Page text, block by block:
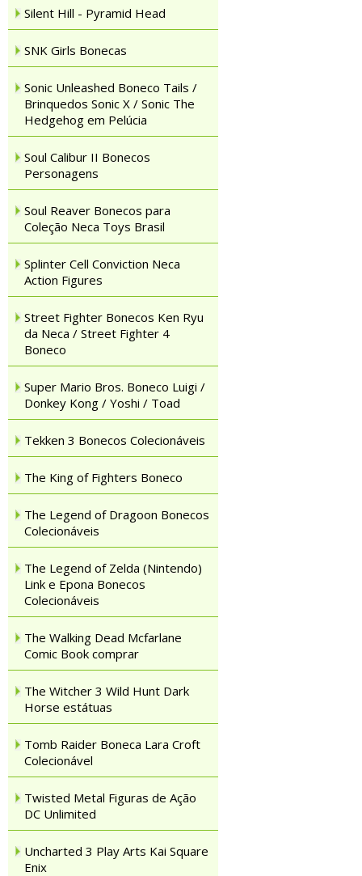
Silent Hill - Pyramid Head
SNK Girls Bonecas
Sonic Unleashed Boneco Tails /
Brinquedos Sonic X / Sonic The
Hedgehog em Pelúcia
Soul Calibur II Bonecos
Personagens
Soul Reaver Bonecos para
Coleção Neca Toys Brasil
Splinter Cell Conviction Neca
Action Figures
Street Fighter Bonecos Ken Ryu
da Neca / Street Fighter 4
Boneco
Super Mario Bros. Boneco Luigi /
Donkey Kong / Yoshi / Toad
Tekken 3 Bonecos Colecionáveis
The King of Fighters Boneco
The Legend of Dragoon Bonecos
Colecionáveis
The Legend of Zelda (Nintendo)
Link e Epona Bonecos
Colecionáveis
The Walking Dead Mcfarlane
Comic Book comprar
The Witcher 3 Wild Hunt Dark
Horse estátuas
Tomb Raider Boneca Lara Croft
Colecionável
Twisted Metal Figuras de Ação
DC Unlimited
Uncharted 3 Play Arts Kai Square
Enix